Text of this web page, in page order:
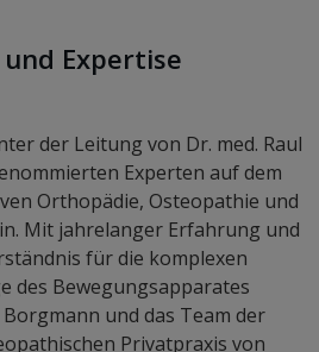
Expertise
der Leitung von Dr. med. Raul
Experten auf dem
Orthopädie, Osteopathie und
Mit jahrelanger Erfahrung und
für die komplexen
des Bewegungsapparates
und das Team der
Privatpraxis von